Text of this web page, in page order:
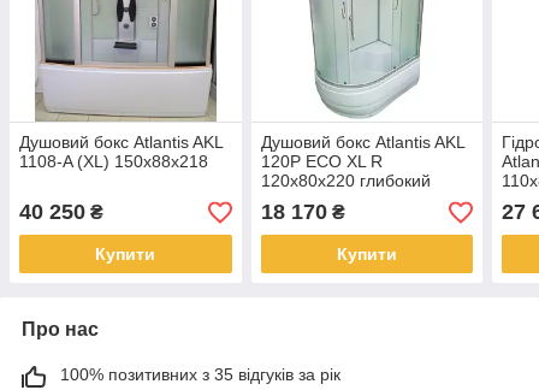
Душовий бокс Atlantis AKL
1108-A (XL) 150х88х218
40 250 ₴
Купити
Душовий бокс Atlantis AKL
120P ECO XL R
120x80x220 глибокий
піддон
18 170₴
Купити
27
Про нас
100% позитивних з 35 відгуків за рік